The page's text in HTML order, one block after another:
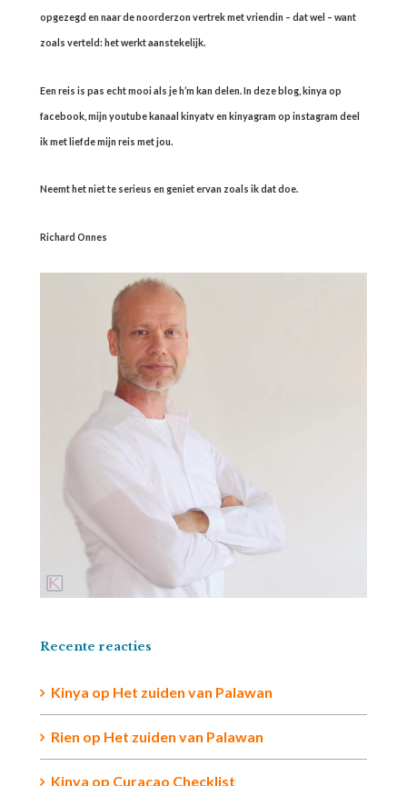
opgezegd en naar de noorderzon vertrek met vriendin – dat wel – want
zoals verteld: het werkt aanstekelijk.
Een reis is pas echt mooi als je h’m kan delen. In deze blog, kinya op
facebook, mijn youtube kanaal kinyatv en kinyagram op instagram deel
ik met liefde mijn reis met jou.
Neemt het niet te serieus en geniet ervan zoals ik dat doe.
Richard Onnes
Recente reacties
Kinya op Het zuiden van Palawan
Rien op Het zuiden van Palawan
Kinya op Curaçao Checklist